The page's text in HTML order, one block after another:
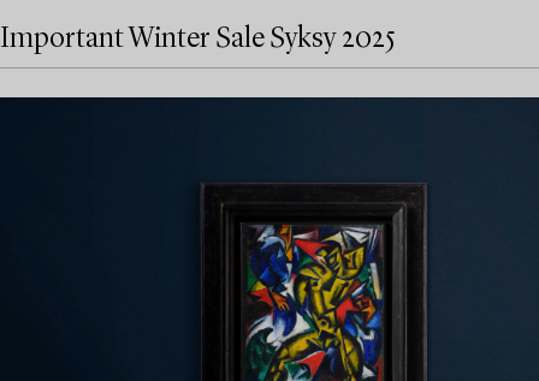
Important Winter Sale Syksy 2025